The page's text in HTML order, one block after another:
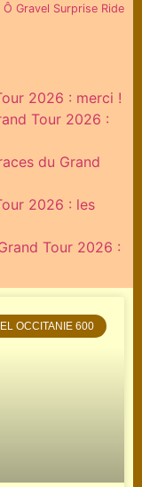
Ô Gravel Surprise Ride
2026 : merci !
Tour 2026 :
du Grand
2026 : les
Tour 2026 :
OCCITANIE 600